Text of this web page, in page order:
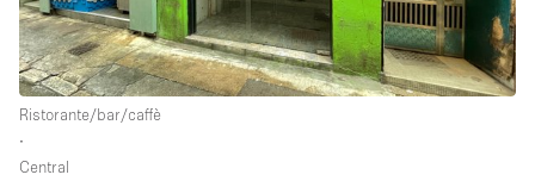
Ristorante/bar/caffè
∙
Central